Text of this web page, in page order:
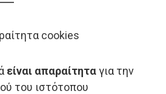
cookies
είναι απαραίτηταγια την
του ιστότοπου